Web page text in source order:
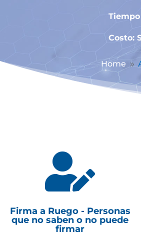
Costo:
Home 9

Firma a Ruego - Personas
que no saben o no puede
firmar